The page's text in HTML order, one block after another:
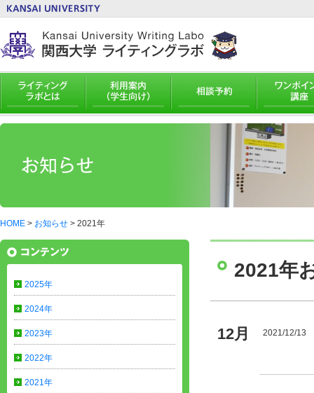
HOME > お知らせ > 2021年
2021年
12月 2021/12/13
2025年
2024年
2023年
2022年
2021年